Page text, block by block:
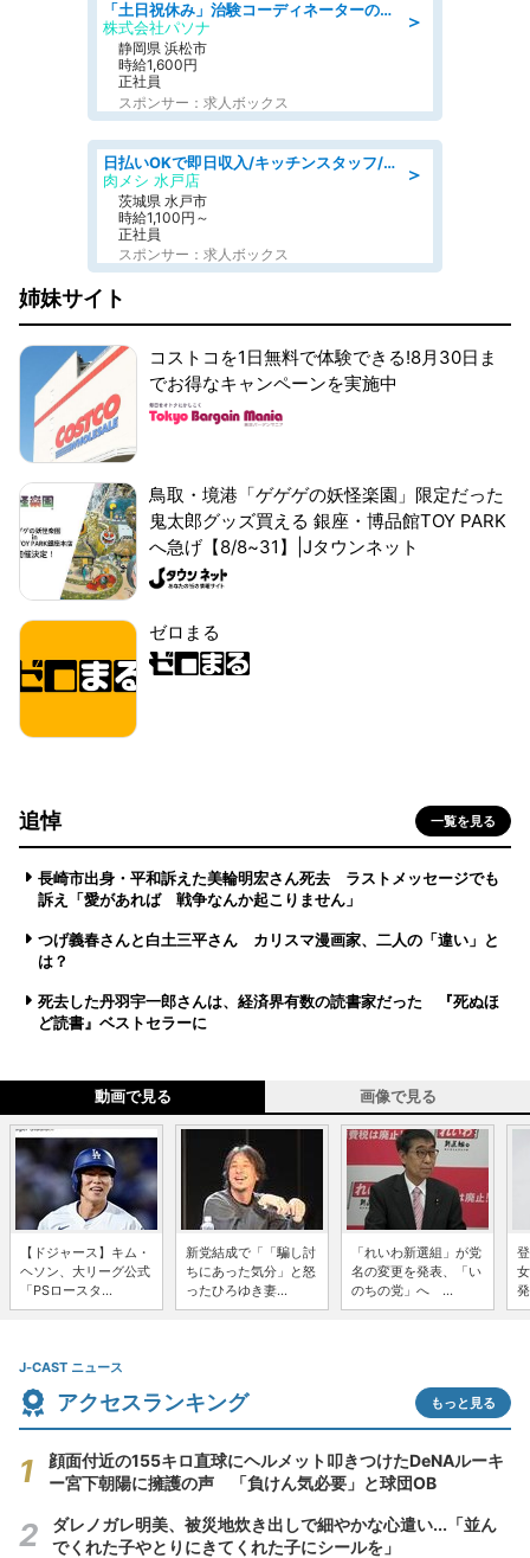
＞
「土日祝休み」治験コーディネーターのお仕事/未経験OK
株式会社パソナ
静岡県 浜松市
時給1,600円
正社員
スポンサー：求人ボックス
＞
日払いOKで即日収入/キッチンスタッフ/「原付免許必須」デリバリー業務など、自己成長可能な幅広い仕事に挑戦!髪型自由&ピアス・ネイルOK/茨城県/水戸市
肉メシ 水戸店
茨城県 水戸市
時給1,100円～
正社員
スポンサー：求人ボックス
姉妹サイト
コストコを1日無料で体験できる!8月30日ま
でお得なキャンペーンを実施中
鳥取・境港「ゲゲゲの妖怪楽園」限定だった
鬼太郎グッズ買える 銀座・博品館TOY PARK
へ急げ【8/8~31】|Jタウンネット
ゼロまる
追悼 一覧を見る
長崎市出身・平和訴えた美輪明宏さん死去 ラストメッセージでも
訴え「愛があれば 戦争なんか起こりません」
つげ義春さんと白土三平さん カリスマ漫画家、二人の「違い」と
は？
死去した丹羽宇一郎さんは、経済界有数の読書家だった 『死ぬほ
ど読書』ベストセラーに
動画で見る 画像で見る
【ドジャース】キム・
ヘソン、大リーグ公式
「PSロースタ...
新党結成で「「騙し討
ちにあった気分」と怒
ったひろゆき妻...
「れいわ新選組」が党
名の変更を発表、「い
のちの党」へ ...
J-CAST ニュース
アクセスランキング もっと見る
顔面付近の155キロ直球にヘルメット叩きつけたDeNAルーキ
ー宮下朝陽に擁護の声 「負けん気必要」と球団OB
ダレノガレ明美、被災地炊き出しで細やかな心遣い...「並ん
でくれた子やとりにきてくれた子にシールを」